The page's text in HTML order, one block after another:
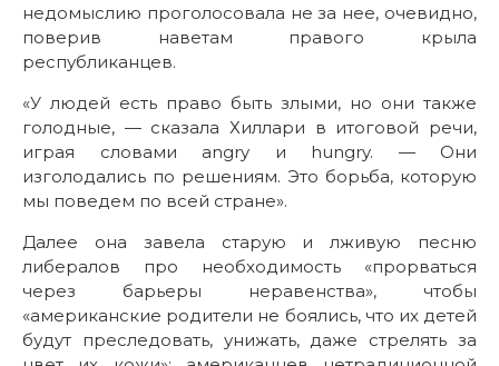
недомыслию проголосовала не за нее, очевидно,
поверив наветам правого крыла
республиканцев.
«У людей есть право быть злыми, но они также
голодные, — сказала Хиллари в итоговой речи,
играя словами angry и hungry. — Они
изголодались по решениям. Это борьба, которую
мы поведем по всей стране».
Далее она завела старую и лживую песню
либералов про необходимость «прорваться
через барьеры неравенства», чтобы
«американские родители не боялись, что их детей
будут преследовать, унижать, даже стрелять за